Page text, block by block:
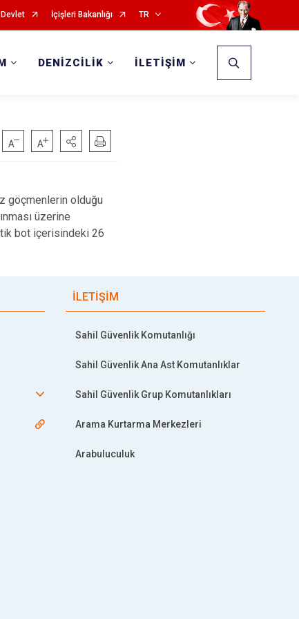
İçişleri Bakanlığı TR
DENİZCİLİK İLETİŞİM
göçmenlerin olduğu
üzerine
bot içerisindeki 26
İLETİŞİM
Sahil Güvenlik Komutanlığı
Sahil Güvenlik Ana Ast Komutanlıklar
Sahil Güvenlik Grup Komutanlıkları
Arama Kurtarma Merkezleri
Arabuluculuk